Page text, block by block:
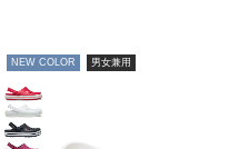
NEW COLOR 男女兼用